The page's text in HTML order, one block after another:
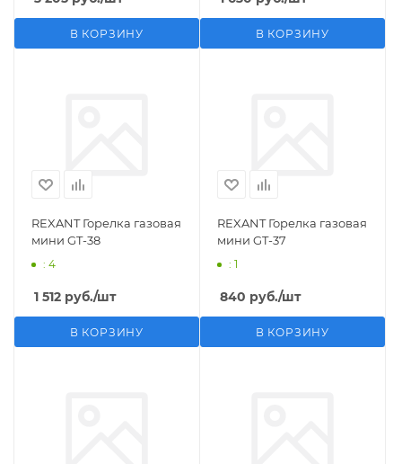
В КОРЗИНУ В КОРЗИНУ
REXANT Горелка газовая
мини GT-38
: 4
1 512 руб./шт
В КОРЗИНУ
REXANT Горелка газовая
мини GT-37
: 1
840 руб./шт
В КОРЗИНУ